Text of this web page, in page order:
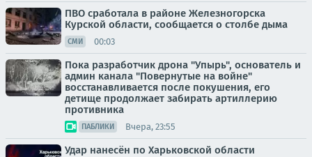
ПВО сработала в районе Железногорска
Курской области, сообщается о столбе дыма
СМИ 00:03
Пока разработчик дрона "Упырь", основатель и
админ канала "Повернутые на войне"
восстанавливается после покушения, его
детище продолжает забирать артиллерию
противника
ПАБЛИКИ Вчера, 23:55
Удар нанесён по Харьковской области